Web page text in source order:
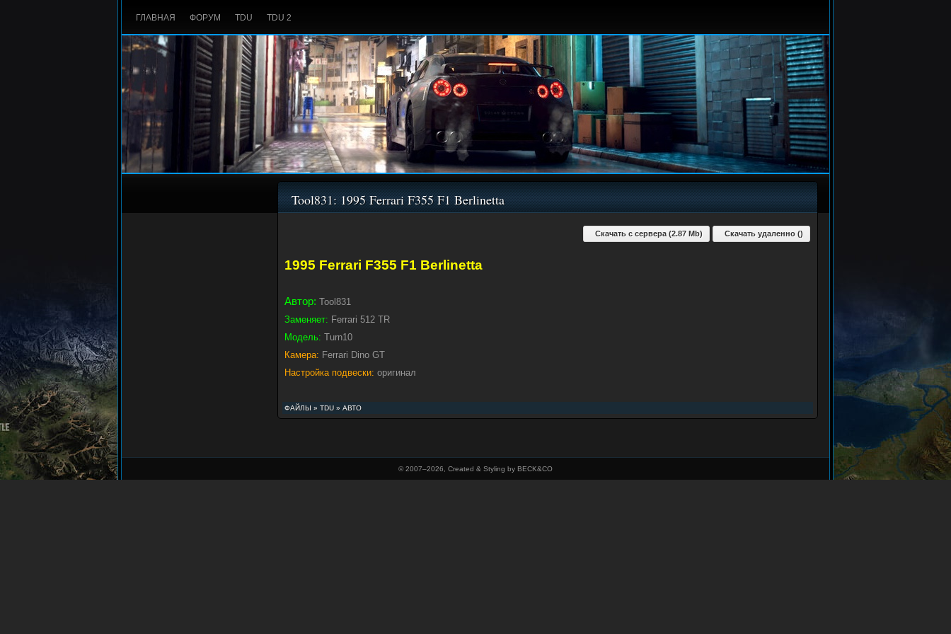
ГЛАВНАЯ ФОРУМ TDU TDU 2
Tool831: 1995 Ferrari F355 F1 Berlinetta
Скачать с сервера (2.87 Mb) Скачать удаленно ()
1995 Ferrari F355 F1 Berlinetta
Автор: Tool831
Заменяет: Ferrari 512 TR
Модель: Turn10
Камера: Ferrari Dino GT
Настройка подвески: оригинал
ФАЙЛЫ » TDU » АВТО
© 2007–2026, Created & Styling by BECK&CO